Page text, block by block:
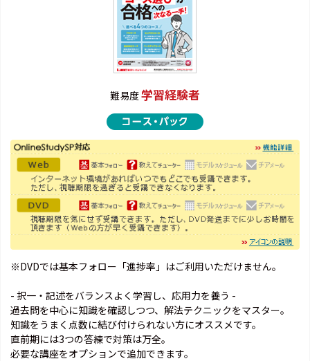
難易度学習経験者
※DVDでは基本フォロー「進捗率」はご利用いただけません。
- 択一・記述をバランスよく学習し、応用力を養う -
過去問を中心に知識を確認しつつ、解法テクニックをマスター。
知識をうまく点数に結び付けられない方にオススメです。
直前期には3つの答練で対策は万全。
必要な講座をオプションで追加できます。